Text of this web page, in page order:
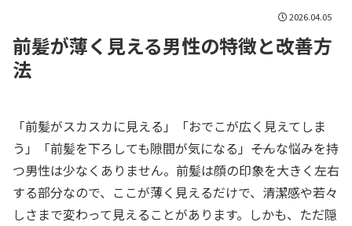
2026.04.05
前髪が薄く見える男性の特徴と改善方
法
「前髪がスカスカに見える」「おでこが広く見えてしま
う」「前髪を下ろしても隙間が気になる」――そんな悩みを持
つ男性は少なくありません。前髪は顔の印象を大きく左右
する部分なので、ここが薄く見えるだけで、清潔感や若々
しさまで変わって見えることがあります。しかも、ただ隠